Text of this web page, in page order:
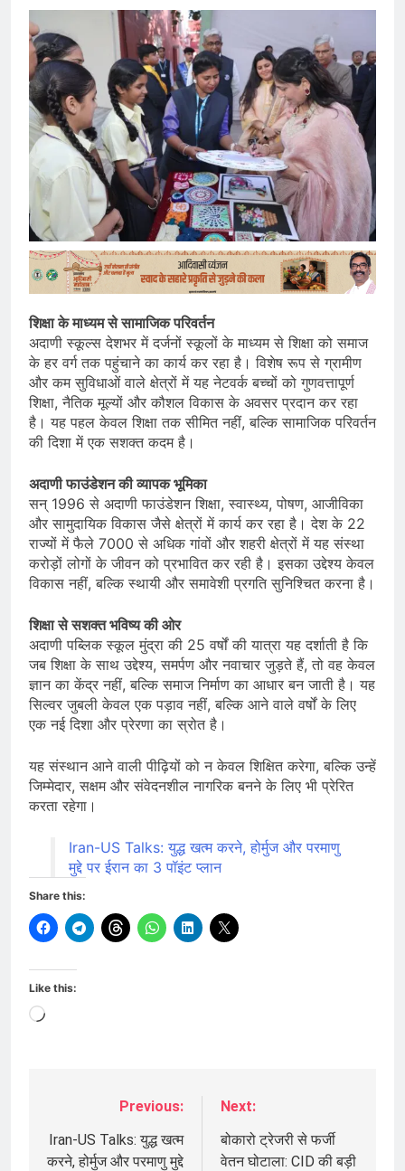
शिक्षा के माध्यम से सामाजिक परिवर्तन
अदाणी स्कूल्स देशभर में दर्जनों स्कूलों के माध्यम से शिक्षा को समाज
के हर वर्ग तक पहुंचाने का कार्य कर रहा है। विशेष रूप से ग्रामीण
और कम सुविधाओं वाले क्षेत्रों में यह नेटवर्क बच्चों को गुणवत्तापूर्ण
शिक्षा, नैतिक मूल्यों और कौशल विकास के अवसर प्रदान कर रहा
है। यह पहल केवल शिक्षा तक सीमित नहीं, बल्कि सामाजिक परिवर्तन
की दिशा में एक सशक्त कदम है।
अदाणी फाउंडेशन की व्यापक भूमिका
सन् 1996 से अदाणी फाउंडेशन शिक्षा, स्वास्थ्य, पोषण, आजीविका
और सामुदायिक विकास जैसे क्षेत्रों में कार्य कर रहा है। देश के 22
राज्यों में फैले 7000 से अधिक गांवों और शहरी क्षेत्रों में यह संस्था
करोड़ों लोगों के जीवन को प्रभावित कर रही है। इसका उद्देश्य केवल
विकास नहीं, बल्कि स्थायी और समावेशी प्रगति सुनिश्चित करना है।
शिक्षा से सशक्त भविष्य की ओर
अदाणी पब्लिक स्कूल मुंद्रा की 25 वर्षों की यात्रा यह दर्शाती है कि
जब शिक्षा के साथ उद्देश्य, समर्पण और नवाचार जुड़ते हैं, तो वह केवल
ज्ञान का केंद्र नहीं, बल्कि समाज निर्माण का आधार बन जाती है। यह
सिल्वर जुबली केवल एक पड़ाव नहीं, बल्कि आने वाले वर्षों के लिए
एक नई दिशा और प्रेरणा का स्रोत है।
यह संस्थान आने वाली पीढ़ियों को न केवल शिक्षित करेगा, बल्कि उन्हें
जिम्मेदार, सक्षम और संवेदनशील नागरिक बनने के लिए भी प्रेरित
करता रहेगा।
Iran-US Talks: युद्ध खत्म करने, होर्मुज और परमाणु
मुद्दे पर ईरान का 3 पॉइंट प्लान
Share this:
Like this:
Loading…
navigation
Previous:
Iran-US Talks: युद्ध खत्म
करने, होर्मुज और परमाणु मुद्दे
Next:
बोकारो ट्रेजरी से फर्जी
वेतन घोटाला: CID की बड़ी